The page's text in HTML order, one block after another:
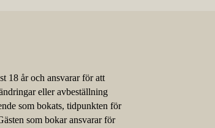
18 år och ansvarar för att
eller avbeställning
som bokats, tidpunkten för
som bokar ansvarar för